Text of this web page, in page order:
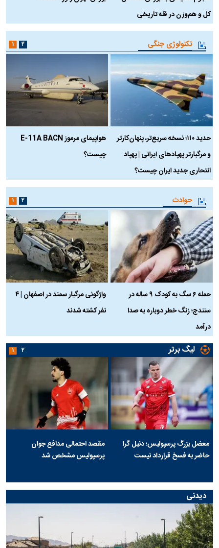
کل و هم‌وزن در قله تاریخی
تکنولوژی جنگی
حدید ۱۱۰؛ نسخه سریع‌تر، پنهان‌کارتر
و مرگبارتر پهپادهای ایرانی | پهپاد
انتحاری جدید ایران چیست؟
هواپیمای مرموز E-11A BACN
چیست؟
۱ ۲
حوادث
حمله ۶ سگ به کودک ۹ ساله در
سنندج؛ زنگ خطر دوباره به صدا
درآمد
واژگونی مرگبار سمند در اصفهان | ۴
نفر کشته شدند
۱ ۲
لیگ برتر
معضل بزرگ پرسپولیس؛ دنیل گرا
حاضر به فسخ قرارداد نیست
مقصد احتمالی مدافع جوان
پرسپولیس مشخص شد
۱ ۲
دیدنی